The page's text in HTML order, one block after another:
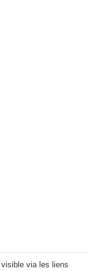
via les liens